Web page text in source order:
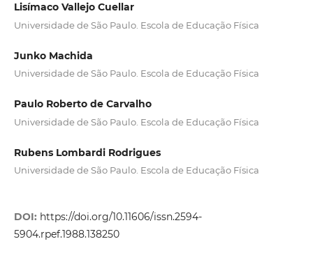
Lisímaco Vallejo Cuellar
Universidade de São Paulo. Escola de Educação Física
Junko Machida
Universidade de São Paulo. Escola de Educação Física
Paulo Roberto de Carvalho
Universidade de São Paulo. Escola de Educação Física
Rubens Lombardi Rodrigues
Universidade de São Paulo. Escola de Educação Física
DOI: https://doi.org/10.11606/issn.2594-
5904.rpef.1988.138250